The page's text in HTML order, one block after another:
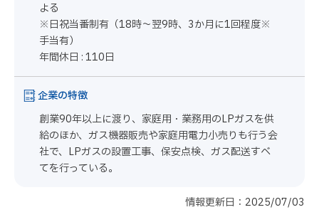
よる
※日祝当番制有（18時～翌9時、3か月に1回程度※
手当有）
年間休日 : 110日
企業の特徴
創業90年以上に渡り、家庭用・業務用のLPガスを供
給のほか、ガス機器販売や家庭用電力小売りも行う会
社で、LPガスの設置工事、保安点検、ガス配送すべ
てを行っている。
情報更新日：2025/07/03